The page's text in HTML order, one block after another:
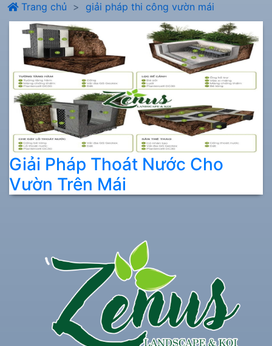
Trang chủ giải pháp thi công vườn mái
Giải Pháp Thoát Nước Cho
Vườn Trên Mái